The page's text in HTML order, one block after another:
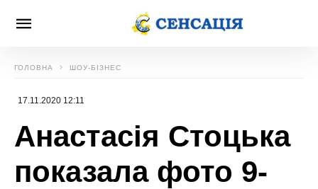
ГОЛОВНА ШОУ-БІЗНЕС
17.11.2020 12:11
Анастасія Стоцька
показала фото 9-